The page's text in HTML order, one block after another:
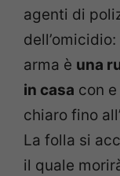
agenti di
dell’omicidio:
arma è una
in casa con
chiaro fino
La folla si
il quale